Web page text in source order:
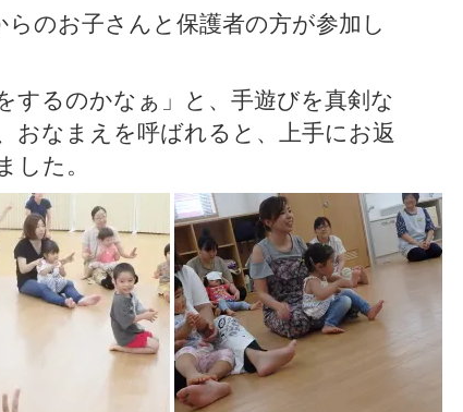
のお子さんと保護者の方が参加し
するのかなぁ」と、手遊びを真剣な
おなまえを呼ばれると、上手にお返
た。